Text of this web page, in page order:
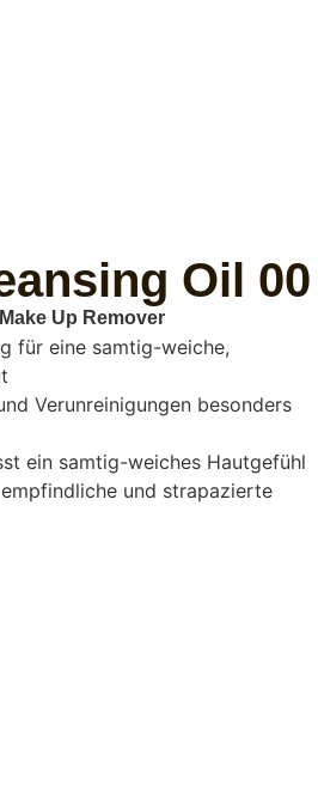
Oil 00
Up Remover
für eine samtig-weiche,
Verunreinigungen besonders
ein samtig-weiches Hautgefühl
und strapazierte